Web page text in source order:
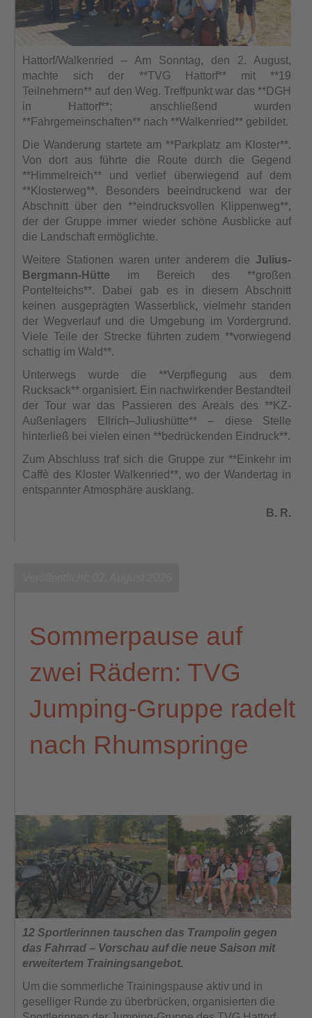
Hattorf/Walkenried – Am Sonntag, den 2. August,
machte sich der **TVG Hattorf** mit **19
Teilnehmern** auf den Weg. Treffpunkt war das **DGH
in Hattorf**; anschließend wurden
**Fahrgemeinschaften** nach **Walkenried** gebildet.
Die Wanderung startete am **Parkplatz am Kloster**.
Von dort aus führte die Route durch die Gegend
**Himmelreich** und verlief überwiegend auf dem
**Klosterweg**. Besonders beeindruckend war der
Abschnitt über den **eindrucksvollen Klippenweg**,
der der Gruppe immer wieder schöne Ausblicke auf
die Landschaft ermöglichte.
Weitere Stationen waren unter anderem die Julius-
Bergmann-Hütte im Bereich des **großen
Pontelteichs**. Dabei gab es in diesem Abschnitt
keinen ausgeprägten Wasserblick, vielmehr standen
der Wegverlauf und die Umgebung im Vordergrund.
Viele Teile der Strecke führten zudem **vorwiegend
schattig im Wald**.
Unterwegs wurde die **Verpflegung aus dem
Rucksack** organisiert. Ein nachwirkender Bestandteil
der Tour war das Passieren des Areals des **KZ-
Außenlagers Ellrich–Juliushütte** – diese Stelle
hinterließ bei vielen einen **bedrückenden Eindruck**.
Zum Abschluss traf sich die Gruppe zur **Einkehr im
Caffè des Kloster Walkenried**, wo der Wandertag in
entspannter Atmosphäre ausklang.
B. R.
Sommerpause auf
zwei Rädern: TVG
Jumping-Gruppe radelt
nach Rhumspringe
12 Sportlerinnen tauschen das Trampolin gegen
das Fahrrad – Vorschau auf die neue Saison mit
erweitertem Trainingsangebot.
Um die sommerliche Trainingspause aktiv und in
geselliger Runde zu überbrücken, organisierten die